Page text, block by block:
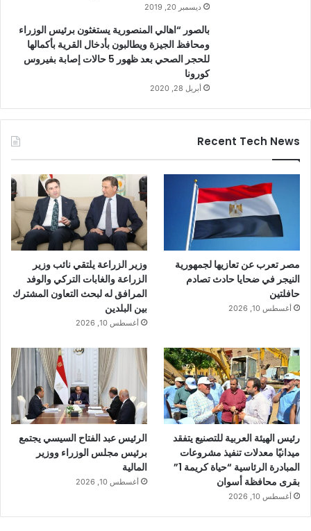
ديسمبر 20, 2019
بالصور “اهالي المنصورية يستغثون برئيس الوزراء
ومحافظ الجيزة ويطالبون بأدخال القرية بأكمالها
للحجر الصحي بعد ظهور 5 حالات إصابة بفيروس
كورونا
أبريل 28, 2020
Recent Tech News
مصر تعرب عن تعازيها لجمهورية
النيجر في ضحايا حادث تصادم
حافلتين
أغسطس 10, 2026
وزير الزراعة يلتقي نائب وزير
الزراعة والغابات التركي والوفد
المرافق له لبحث التعاون المشترك
بين البلدين
أغسطس 10, 2026
رئيس الهيئة العربية للتصنيع يتفقد
ميدانيًا معدلات تنفيذ مشروعات
المبادرة الرئاسية “حياة كريمة 1”
بقرى محافظة أسوان
أغسطس 10, 2026
الرئيس عبد الفتاح السيسي يجتمع
برئيس مجلس الوزراء ووزير
المالية
أغسطس 10, 2026